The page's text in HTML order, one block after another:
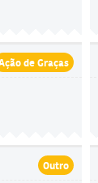
de Graças
Outro